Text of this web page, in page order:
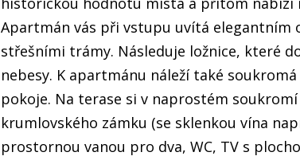
Apartmán vás při vstupu uvítá
střešními trámy. Následuje ložnice, které
nebesy. K apartmánu náleží také
pokoje. Na terase si v naprostém
krumlovského zámku (se sklenkou vína
prostornou vanou pro dva, WC, TV s